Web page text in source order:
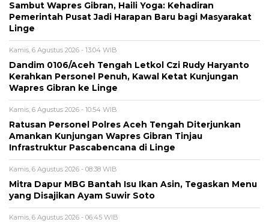
‎Sambut Wapres Gibran, Haili Yoga: Kehadiran
Pemerintah Pusat Jadi Harapan Baru bagi Masyarakat
Linge
Kamis, 6 Agustus 2026 - 13:04 WIB
Dandim 0106/Aceh Tengah Letkol Czi Rudy Haryanto
Kerahkan Personel Penuh, Kawal Ketat Kunjungan
Wapres Gibran ke Linge
Kamis, 6 Agustus 2026 - 10:54 WIB
Ratusan Personel Polres Aceh Tengah Diterjunkan
Amankan Kunjungan Wapres Gibran Tinjau
Infrastruktur Pascabencana di Linge
Kamis, 6 Agustus 2026 - 08:38 WIB
‎Mitra Dapur MBG Bantah Isu Ikan Asin, Tegaskan Menu
yang Disajikan Ayam Suwir Soto
Kamis, 6 Agustus 2026 - 06:45 WIB